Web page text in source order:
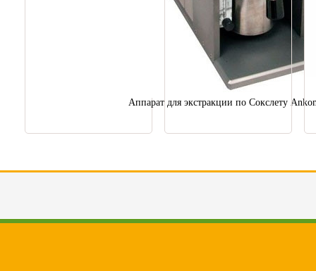
Аппарат для экстракции по Сокслету